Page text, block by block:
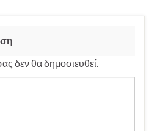
δεν θα δημοσιευθεί.